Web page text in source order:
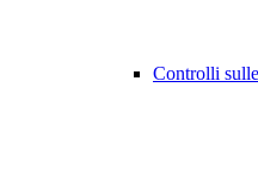
Controlli